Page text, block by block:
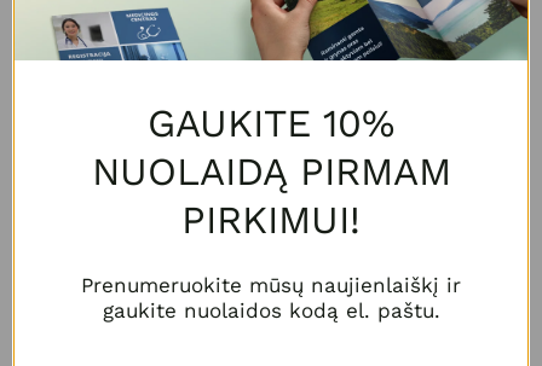
Kartoninis stendas displėjus 1
paletė, modelis T5-1, 120x80
Kartoninis stendas displėjus 1
paletė, modelis T6-1, 120x80
GAUKITE 10%
NUOLAIDĄ PIRMAM
PIRKIMUI!
Prenumeruokite mūsų naujienlaiškį ir
gaukite nuolaidos kodą el. paštu.